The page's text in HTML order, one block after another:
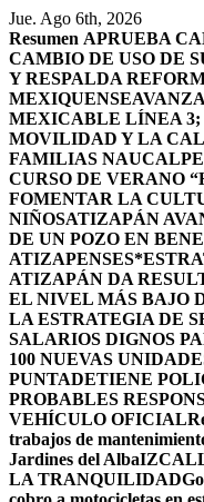
Saltar
al
contenido
Jue. Ago 6th, 2026
Resumen APRUEBA
CAMBIO DE USO DE
Y RESPALDA
MEXIQUENSE
MEXICABLE LÍNEA
MOVILIDAD Y LA
FAMILIAS
CURSO DE VERANO
FOMENTAR LA
NIÑOSATIZAPÁN
DE UN POZO EN
ATIZAPENSES
ATIZAPÁN DA
EL NIVEL MÁS BAJO
LA ESTRATEGIA DE
SALARIOS DIGNOS
100 NUEVAS
PUNTADETIENE
PROBABLES
VEHÍCULO OFICIAL
trabajos de
Jardines del Alba
LA TRANQUILIDAD